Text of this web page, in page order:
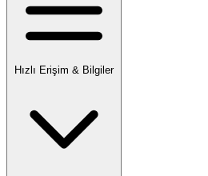
Hızlı Erişim & Bilgiler